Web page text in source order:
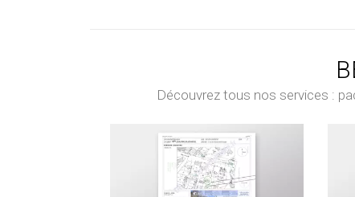
Découvrez tous nos services :